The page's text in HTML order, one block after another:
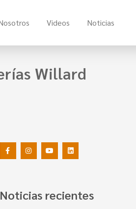
Videos Noticias
Willard
Noticias recientes